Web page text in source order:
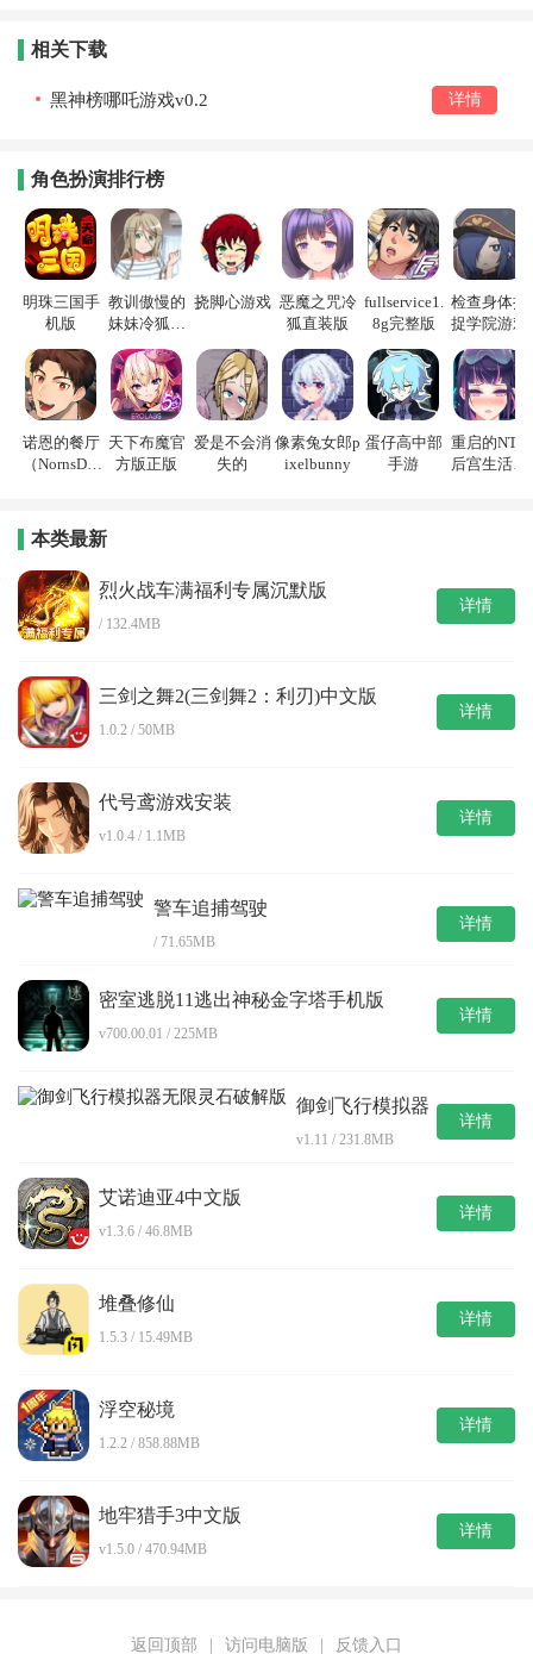
相关下载
黑神榜哪吒游戏v0.2 详情
角色扮演排行榜
明珠三国手
机版
教训傲慢的
妹妹冷狐游
挠脚心游戏 恶魔之咒冷
狐直装版
fullservice1.
8g完整版
检查身体捕
捉学院游戏
诺恩的餐厅
（NornsDin
天下布魔官
方版正版
爱是不会消
失的
像素兔女郎p
ixelbunny
蛋仔高中部
手游
重启的NTR
后宫生活游
本类最新
烈火战车满福利专属沉默版
/ 132.4MB
详情
三剑之舞2(三剑舞2：利刃)中文版
1.0.2 / 50MB
详情
代号鸢游戏安装
v1.0.4 / 1.1MB
详情
警车追捕驾驶
/ 71.65MB
详情
密室逃脱11逃出神秘金字塔手机版
v700.00.01 / 225MB
详情
御剑飞行模拟器
v1.11 / 231.8MB
详情
艾诺迪亚4中文版
v1.3.6 / 46.8MB
详情
堆叠修仙
1.5.3 / 15.49MB
详情
浮空秘境
1.2.2 / 858.88MB
详情
地牢猎手3中文版
v1.5.0 / 470.94MB
详情
返回顶部 访问电脑版 反馈入口